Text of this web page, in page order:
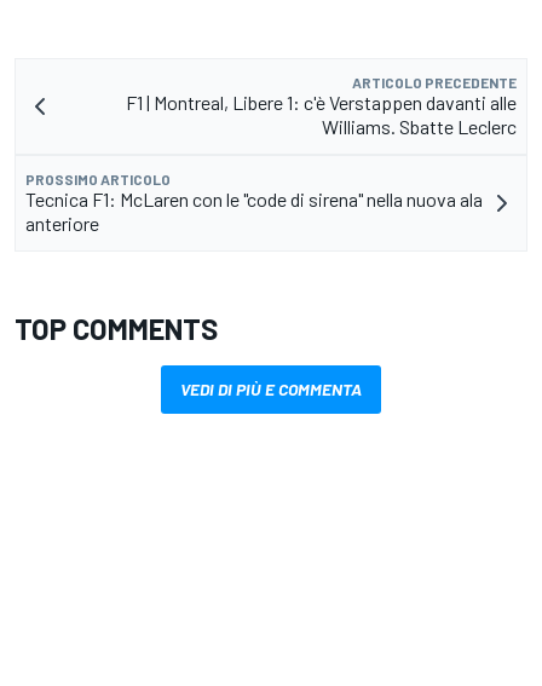
ARTICOLO PRECEDENTE
F1 | Montreal, Libere 1: c'è Verstappen davanti alle
Williams. Sbatte Leclerc
PROSSIMO ARTICOLO
Tecnica F1: McLaren con le "code di sirena" nella nuova ala
anteriore
TOP COMMENTS
VEDI DI PIÙ E COMMENTA